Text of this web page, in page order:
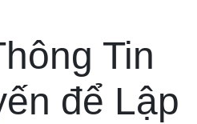
Tin
để Lập